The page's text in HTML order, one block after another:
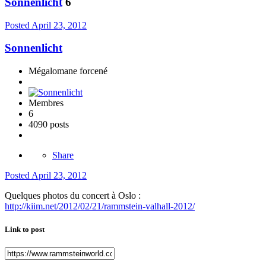
Posted April 23, 2012
Sonnenlicht
Mégalomane forcené
Membres
6
4090 posts
Share
Posted April 23, 2012
Quelques photos du concert à Oslo :
http://kiim.net/2012/02/21/rammstein-valhall-2012/
Link to post